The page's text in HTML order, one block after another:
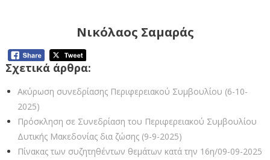
Νικόλαος Σαμαράς
Σχετικά άρθρα:
Ακύρωση συνεδρίασης Περιφερειακού Συμβουλίου (6-10-
2025)
Πρόσκληση σε Συνεδρίαση του Περιφερειακού Συμβουλίου
Δυτικής Μακεδονίας δια ζώσης (9-9-2025)
Πίνακας των συζητηθέντων θεμάτων κατά την 16η/09-09-2025